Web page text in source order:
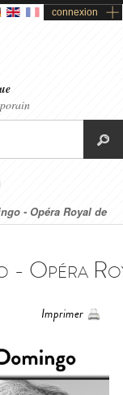
connexion
- Opéra Royal de
Imprimer